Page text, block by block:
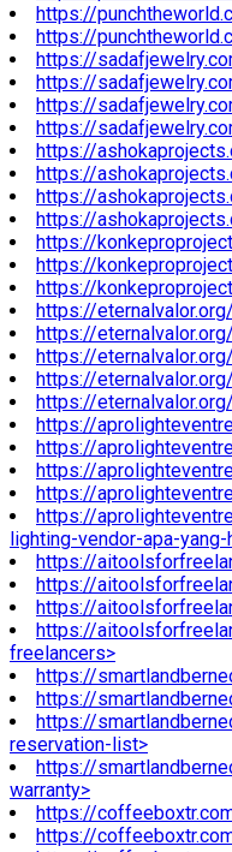
https://
https://
https://
https://
https://
https://
https://
https://
https://
https://
https://
https://
https://
https://
https://
https://
https://
https://
https://
https://
https://
https://
https://
lighting-vendor-apa-
https://
https://
https://
https://
freelancers>
https://
https://
https://
reservation-list>
https://
warranty>
https://
https://